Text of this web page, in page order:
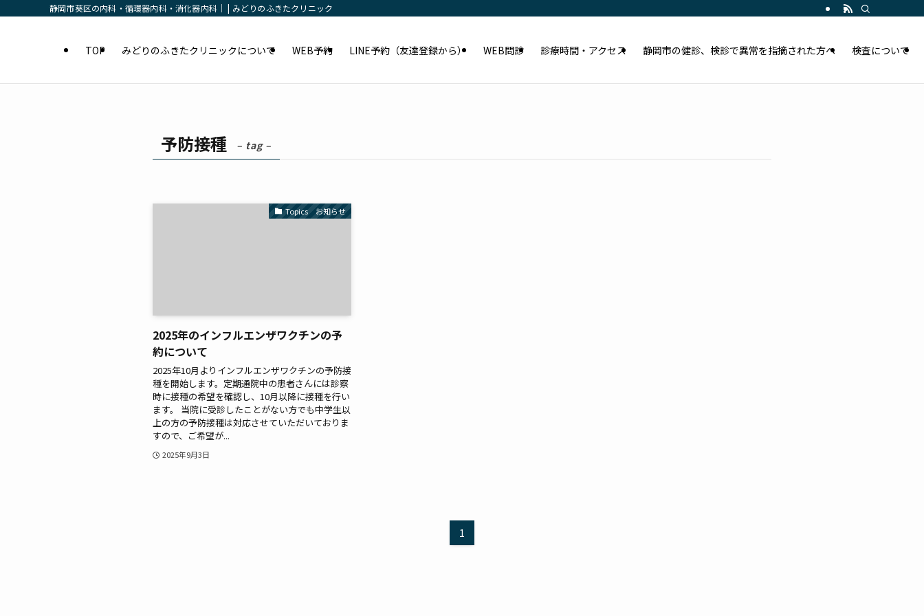
静岡市葵区の内科・循環器内科・消化器内科｜ | みどりのふきたクリニック
TOP みどりのふきたクリニックについて WEB予約 LINE予約（友達登録から） WEB問診 診療時間・アクセス 静岡市の健診、検診で異常を指摘された方へ 検査について
予防接種 – tag –
Topics お知らせ
2025年のインフルエンザワクチンの予
約について
2025年10月よりインフルエンザワクチンの予防接
種を開始します。定期通院中の患者さんには診察
時に接種の希望を確認し、10月以降に接種を行い
ます。 当院に受診したことがない方でも中学生以
上の方の予防接種は対応させていただいておりま
すので、ご希望が...
2025年9月3日
1